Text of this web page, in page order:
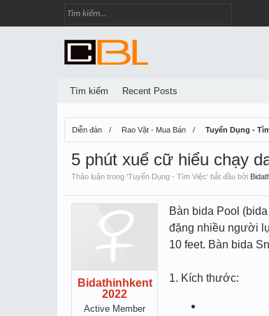
Diễn đàn Rao Vặt - Mua Bán Tuyển Dụng -
5 phút xuể cữ hiểu chạy
Thảo luận trong 'Tuyển Dụng - Tìm Việc' bắt đầu bởi
Bidathinhkent
2022
Active Member
Bàn bida Pool
đặng nhiều người
10 feet. Bàn bida
1. Kích thước:
Tìm kiếm Recent Posts